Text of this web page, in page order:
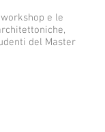
e le
del Master